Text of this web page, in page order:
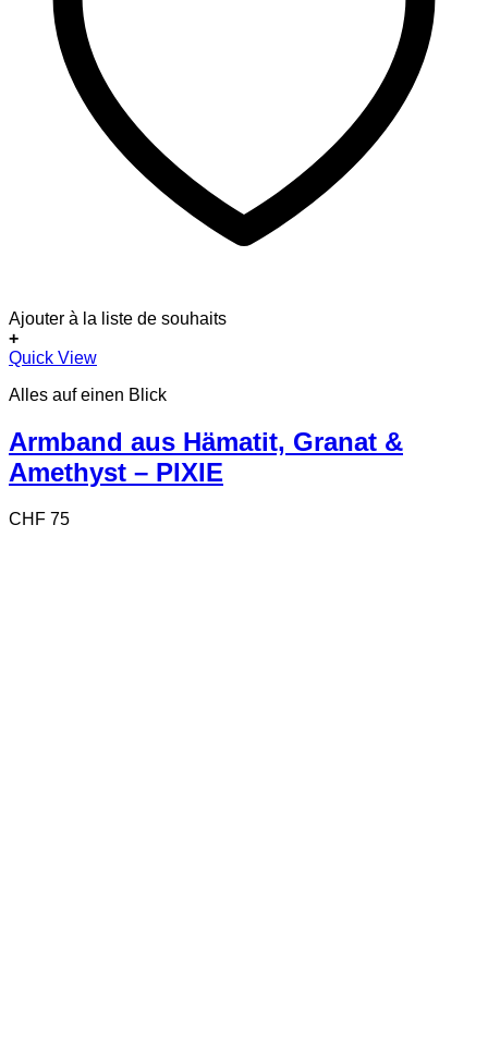
Ajouter à la liste de souhaits
+
Quick View
Alles auf einen Blick
Armband aus Hämatit, Granat &
Amethyst – PIXIE
CHF 75